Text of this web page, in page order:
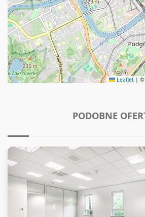
Leaflet | ©
PODOBNE